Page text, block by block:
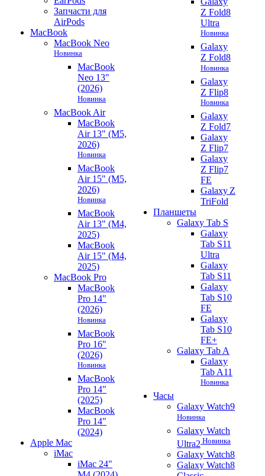
Запчасти для
AirPods
MacBook
MacBook Neo
Новинка
MacBook
Neo 13"
(2026)
Новинка
MacBook Air
MacBook
Air 13" (M5,
2026)
Новинка
MacBook
Air 15" (M5,
2026)
Новинка
MacBook
Air 13" (M4,
2025)
MacBook
Air 15" (M4,
2025)
MacBook Pro
MacBook
Pro 14"
(2026)
Новинка
MacBook
Pro 16"
(2026)
Новинка
MacBook
Pro 14"
(2025)
MacBook
Pro 14"
(2024)
Apple Mac
iMac
iMac 24"
Z Fold8
Ultra
Новинка
Galaxy
Z Fold8
Новинка
Galaxy
Z Flip8
Новинка
Galaxy
Z Fold7
Galaxy
Z Flip7
Galaxy
Z Flip7
FE
Galaxy Z
TriFold
Планшеты
Galaxy Tab S
Galaxy
Tab S11
Ultra
Galaxy
Tab S11
Galaxy
Tab S10
FE
Galaxy
Tab S10
FE+
Galaxy Tab A
Galaxy
Tab A11
Новинка
Часы
Galaxy Watch9
Новинка
Galaxy Watch
Ultra2 Новинка
Galaxy Watch8
Galaxy Watch8